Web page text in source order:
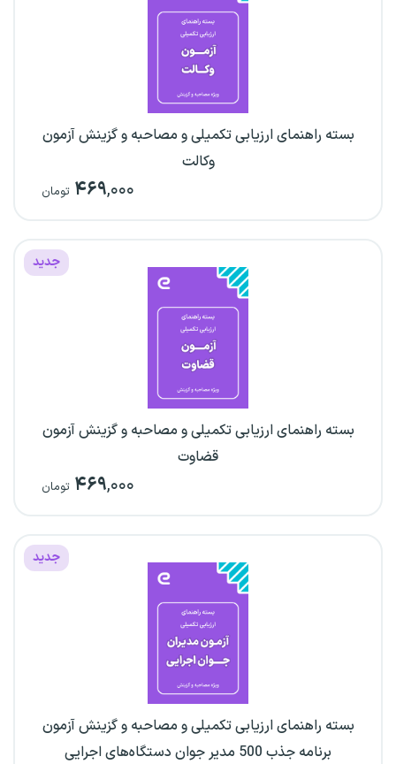
بسته راهنمای ارزیابی تکمیلی و مصاحبه و گزینش آزمون
وکالت
۴۶۹,۰۰۰ تومان
جدید
بسته راهنمای ارزیابی تکمیلی و مصاحبه و گزینش آزمون
قضاوت
۴۶۹,۰۰۰ تومان
جدید
بسته راهنمای ارزیابی تکمیلی و مصاحبه و گزینش آزمون
برنامه جذب 500 مدیر جوان دستگاه‌های اجرایی